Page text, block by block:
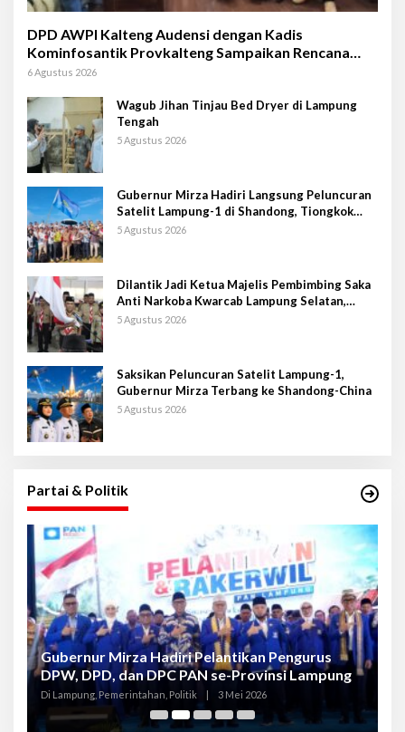
DPD AWPI Kalteng Audensi dengan Kadis
Kominfosantik Provkalteng Sampaikan Rencana
Kongnas II AWPI se-Indonesia
6 Agustus 2026
Wagub Jihan Tinjau Bed Dryer di Lampung
Tengah
5 Agustus 2026
Gubernur Mirza Hadiri Langsung Peluncuran
Satelit Lampung-1 di Shandong, Tiongkok
Timur
5 Agustus 2026
Dilantik Jadi Ketua Majelis Pembimbing Saka
Anti Narkoba Kwarcab Lampung Selatan,
Kepala BNNK Pramuka Garda P4GN
5 Agustus 2026
Saksikan Peluncuran Satelit Lampung-1,
Gubernur Mirza Terbang ke Shandong-China
5 Agustus 2026
Partai & Politik
Gubernur Mirza Hadiri Pelantikan Pengurus
DPW, DPD, dan DPC PAN se-Provinsi Lampung
Di Lampung, Pemerintahan, Politik | 3 Mei 2026